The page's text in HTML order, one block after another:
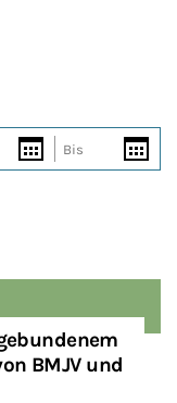
Bis
BMJV und